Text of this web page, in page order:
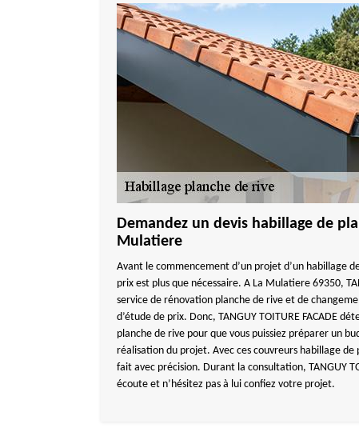
Demandez un devis habillage de
Mulatiere
Avant le commencement d’un projet d’un habillage
prix est plus que nécessaire. A La Mulatiere 69350,
service de rénovation planche de rive et de
d’étude de prix. Donc, TANGUY TOITURE FACADE
planche de rive pour que vous puissiez préparer un
réalisation du projet. Avec ces couvreurs habillage de
fait avec précision. Durant la consultation, TANGUY
écoute et n’hésitez pas à lui confiez votre projet.